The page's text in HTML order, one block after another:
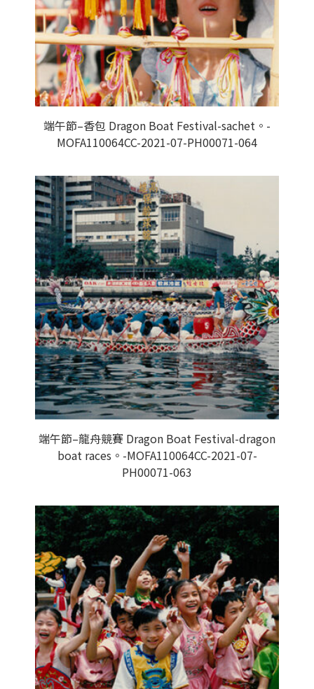
端午節–香包 Dragon Boat Festival-sachet。-
MOFA110064CC-2021-07-PH00071-064
端午節–龍舟競賽 Dragon Boat Festival-dragon
boat races。-MOFA110064CC-2021-07-
PH00071-063